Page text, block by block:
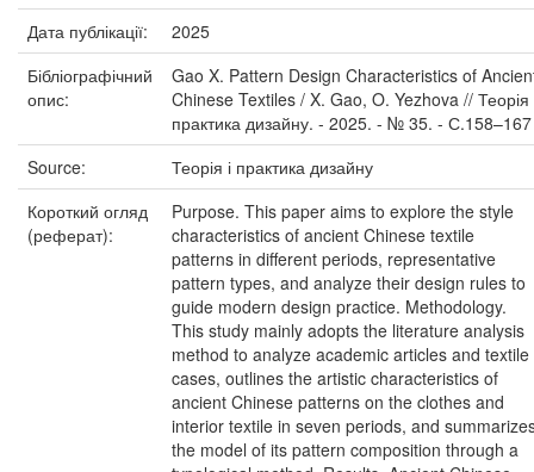
Дата публікації:
2025
Бібліографічний
опис:
Gao X. Pattern Design Characteristics of
Chinese Textiles / X. Gao, O. Yezhova // Теорія
практика дизайну. - 2025. - № 35. - С.158–167
Source:
Теорія і практика дизайну
Короткий огляд
(реферат):
Purpose. This paper aims to explore the style
characteristics of ancient Chinese textile
patterns in different periods, representative
pattern types, and analyze their design rules to
guide modern design practice. Methodology.
This study mainly adopts the literature analysis
method to analyze academic articles and textile
cases, outlines the artistic characteristics of
ancient Chinese patterns on the clothes and
interior textile in seven periods, and
the model of its pattern composition through a